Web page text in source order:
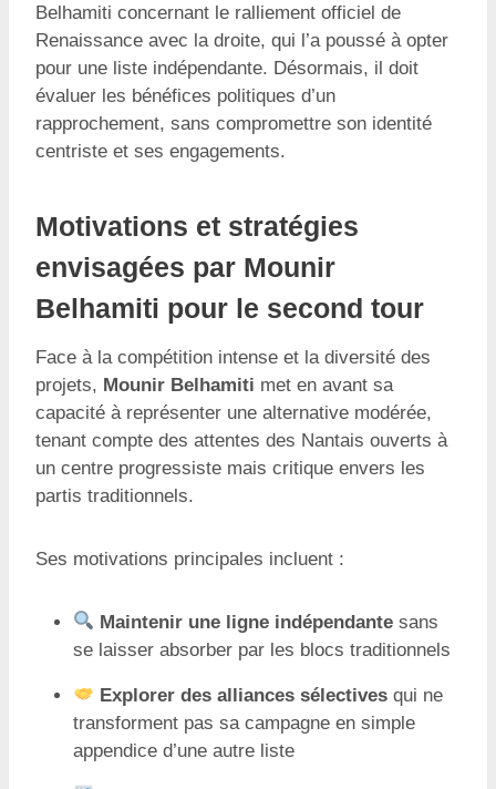
Belhamiti concernant le ralliement officiel de
Renaissance avec la droite, qui l’a poussé à opter
pour une liste indépendante. Désormais, il doit
évaluer les bénéfices politiques d’un
rapprochement, sans compromettre son identité
centriste et ses engagements.
Motivations et stratégies
envisagées par Mounir
Belhamiti pour le second tour
Face à la compétition intense et la diversité des
projets, Mounir Belhamiti met en avant sa
capacité à représenter une alternative modérée,
tenant compte des attentes des Nantais ouverts à
un centre progressiste mais critique envers les
partis traditionnels.
Ses motivations principales incluent :
Maintenir une ligne indépendante sans
se laisser absorber par les blocs traditionnels
Explorer des alliances sélectives qui ne
transforment pas sa campagne en simple
appendice d’une autre liste